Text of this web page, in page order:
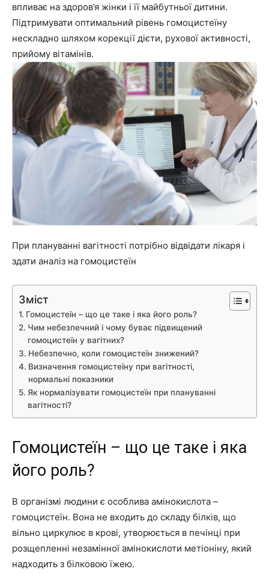
впливає на здоров’я жінки і її майбутньої дитини.
Підтримувати оптимальний рівень гомоцистеїну
нескладно шляхом корекції дієти, рухової активності,
прийому вітамінів.
При плануванні вагітності потрібно відвідати лікаря і
здати аналіз на гомоцистеїн
Зміст
Гомоцистеїн – що це таке і яка його роль?
Чим небезпечний і чому буває підвищений
гомоцистеїн у вагітних?
Небезпечно, коли гомоцистеїн знижений?
Визначення гомоцистеїну при вагітності,
нормальні показники
Як нормалізувати гомоцистеїн при плануванні
вагітності?
Гомоцистеїн – що це таке і яка
його роль?
В організмі людини є особлива амінокислота –
гомоцистеїн. Вона не входить до складу білків, що
вільно циркулює в крові, утворюється в печінці при
розщепленні незамінної амінокислоти метіоніну, який
надходить з білковою їжею.